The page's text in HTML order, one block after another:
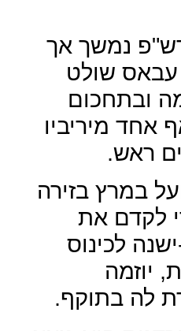
נמשך אך
שולט
ובתחכום
אחד מיריביו
ראש.
במרץ בזירה
לקדם את
לכינוס
יוזמה
לה בתוקף.